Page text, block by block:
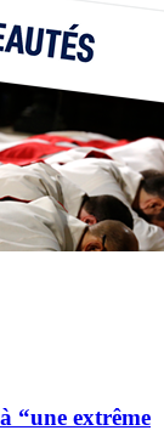
“une extrême